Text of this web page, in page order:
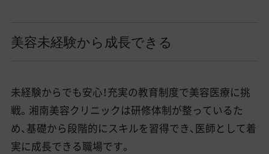
美容未経験から成長できる
未経験からでも安心！充実の教育制度で美容医療に挑
戦。湘南美容クリニックは研修体制が整っているた
め、基礎から段階的にスキルを習得でき、医師として着
実に成長できる職場です。